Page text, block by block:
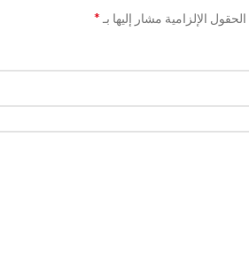
الحقول الإلزامية مشار إليها بـ *